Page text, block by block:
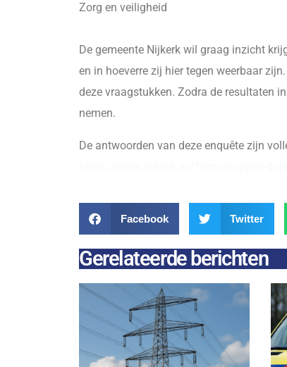
Zorg en veiligheid
De gemeente Nijkerk wil graag inzicht
en in hoeverre zij hier tegen weerbaar
deze vraagstukken. Zodra de resultaten
nemen.
De antwoorden van deze enquête zijn
Facebook Twitter
Gerelateerde berichten